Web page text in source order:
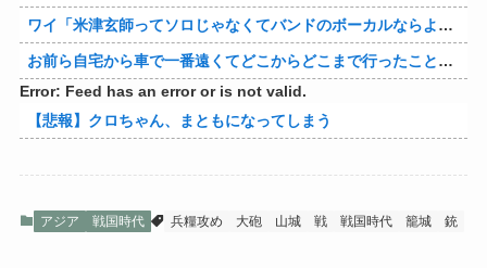
ワイ「米津玄師ってソロじゃなくてバンドのボーカルならよかったよね」
お前ら自宅から車で一番遠くてどこからどこまで行ったことある？
Error: Feed has an error or is not valid.
【悲報】クロちゃん、まともになってしまう
アジア 戦国時代 兵糧攻め 大砲 山城 戦 戦国時代 籠城 銃